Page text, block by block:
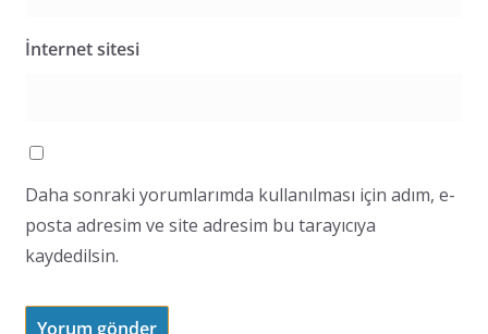
İnternet sitesi
Daha sonraki yorumlarımda kullanılması için adım, e-
posta adresim ve site adresim bu tarayıcıya
kaydedilsin.